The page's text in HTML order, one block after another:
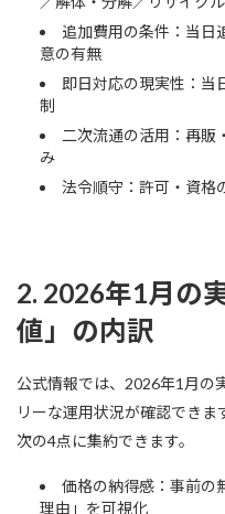
追加費用の条件：当日
意の有無
即日対応の現実性：当
制
二次流通の活用：再販
み
法令順守：許可・資格
2. 2026年1月の
値」の内訳
公式情報では、2026年1月の
リーな運用状況が確認できま
次の4点に集約できます。
価格の納得感：事前の
理由」を可視化